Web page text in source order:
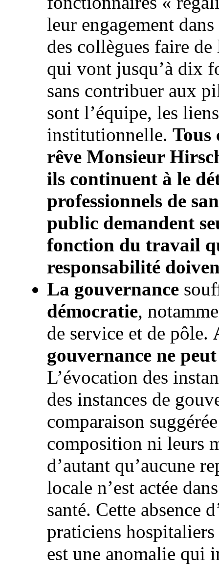
leur engagement
des collègues faire
qui vont jusqu’à dix
sans contribuer aux
sont l’équipe, les
institutionnelle. Tous
rêve Monsieur
ils continuent à le
professionnels de
public demandent
fonction du travail
responsabilité
La gouvernance
démocratie,
de service et de pôle.
gouvernance ne
L’évocation des
des instances de
comparaison
composition ni leurs
d’autant qu’aucune
locale n’est actée
santé. Cette absence
praticiens
est une anomalie qui